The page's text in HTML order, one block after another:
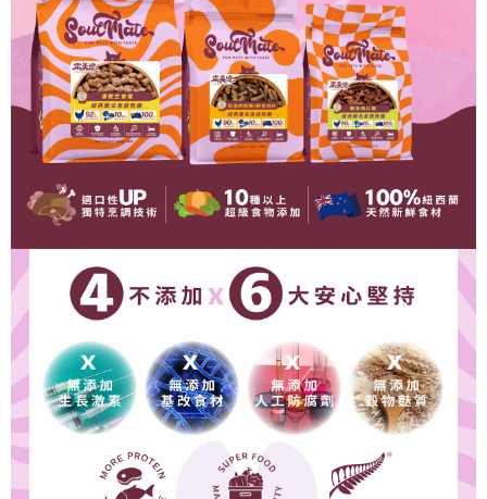
時審查核予不同之上限額度；若仍有額度不足之情形，本公司將視審查結果
請求用戶進行身份認證。
５．嚴禁一人註冊多個帳號或使用他人資訊註冊。若發現惡意使用之情形，
恩沛科技股份有限公司將有權停止該用戶之使用額度並採取法律行動。
中壢限定｜毛速配 14:00前下單當日到！🐶
每筆NT$120，滿NT$999(含以上)免運費